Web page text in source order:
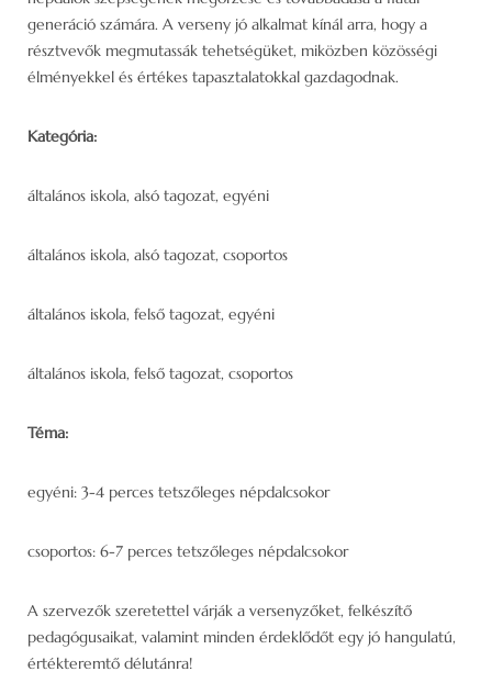
generáció számára. A verseny jó alkalmat kínál arra, hogy a
résztvevők megmutassák tehetségüket, miközben közösségi
élményekkel és értékes tapasztalatokkal gazdagodnak.
Kategória:
általános iskola, alsó tagozat, egyéni
általános iskola, alsó tagozat, csoportos
általános iskola, felső tagozat, egyéni
általános iskola, felső tagozat, csoportos
Téma:
egyéni: 3-4 perces tetszőleges népdalcsokor
csoportos: 6-7 perces tetszőleges népdalcsokor
A szervezők szeretettel várják a versenyzőket, felkészítő
pedagógusaikat, valamint minden érdeklődőt egy jó hangulatú,
értékteremtő délutánra!